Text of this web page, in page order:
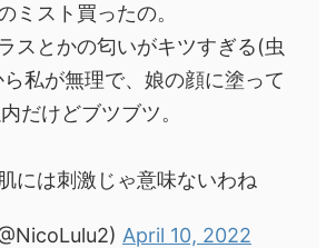
ミスト買ったの。
スとかの匂いがキツすぎる(虫
私が無理で、娘の顔に塗って
だけどブツブツ。
には刺激じゃ意味ないわね
April 10, 2022